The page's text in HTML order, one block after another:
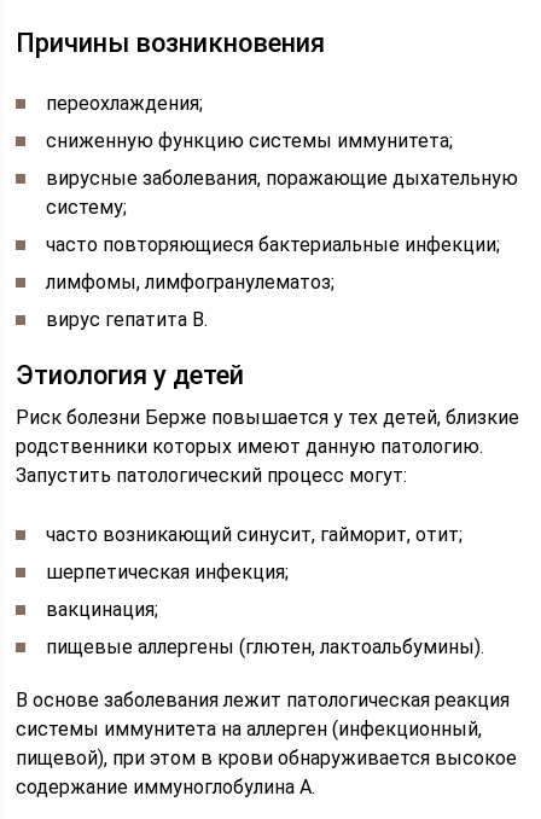
Причины возникновения
переохлаждения;
сниженную функцию системы иммунитета;
вирусные заболевания, поражающие дыхательную
систему;
часто повторяющиеся бактериальные инфекции;
лимфомы, лимфогранулематоз;
вирус гепатита В.
Этиология у детей
Риск болезни Берже повышается у тех детей, близкие
родственники которых имеют данную патологию.
Запустить патологический процесс могут:
часто возникающий синусит, гайморит, отит;
шерпетическая инфекция;
вакцинация;
пищевые аллергены (глютен, лактоальбумины).
В основе заболевания лежит патологическая реакция
системы иммунитета на аллерген (инфекционный,
пищевой), при этом в крови обнаруживается высокое
содержание иммуноглобулина А.